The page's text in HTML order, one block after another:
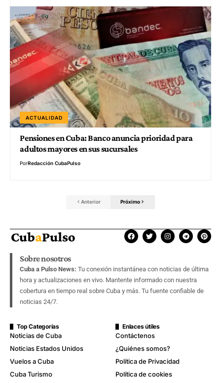
ACTUALIDAD
Pensiones en Cuba: Banco anuncia prioridad para
adultos mayores en sus sucursales
PorRedacción CubaPulso
Anterior Próximo
Sobre nosotros
Cuba a Pulso News: Tu conexión instantánea con noticias de última
hora y actualizaciones en vivo. Mantente informado con nuestra
cobertura en tiempo real sobre Cuba y más. Tu fuente confiable de
noticias 24/7.
Top Categorías
Noticias de Cuba
Noticias Estados Unidos
Vuelos a Cuba
Cuba Turismo
Enlaces útiles
Contáctenos
¿Quiénes somos?
Política de Privacidad
Política de cookies